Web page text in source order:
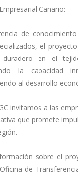
Canario:
de
el
en el
la capacidad
al desarrollo
invitamos a las
que promete
sobre el
de